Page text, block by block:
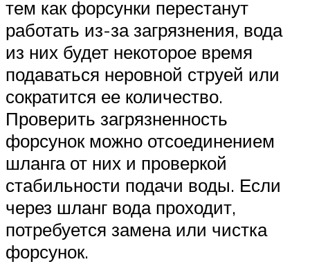
тем как форсунки перестанут
работать из-за загрязнения, вода
из них будет некоторое время
подаваться неровной струей или
сократится ее количество.
Проверить загрязненность
форсунок можно отсоединением
шланга от них и проверкой
стабильности подачи воды. Если
через шланг вода проходит,
потребуется замена или чистка
форсунок.